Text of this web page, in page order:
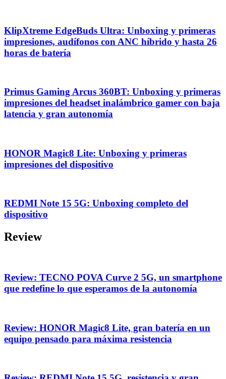
KlipXtreme EdgeBuds Ultra: Unboxing y primeras
impresiones, audífonos con ANC híbrido y hasta 26
horas de batería
Primus Gaming Arcus 360BT: Unboxing y primeras
impresiones del headset inalámbrico gamer con baja
latencia y gran autonomía
HONOR Magic8 Lite: Unboxing y primeras
impresiones del dispositivo
REDMI Note 15 5G: Unboxing completo del
dispositivo
Review
Review: TECNO POVA Curve 2 5G, un smartphone
que redefine lo que esperamos de la autonomía
Review: HONOR Magic8 Lite, gran batería en un
equipo pensado para máxima resistencia